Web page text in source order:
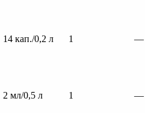
14 кап./0,2 л 1 —
2 мл/0,5 л 1 —